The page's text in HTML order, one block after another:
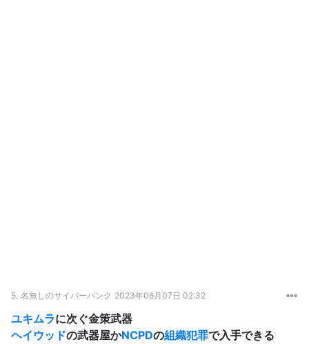
5. 名無しのサイバーパンク 2023年06月07日 02:32
ユキムラに次ぐ金策武器
ヘイウッドの武器屋かNCPDの組織犯罪で入手できる